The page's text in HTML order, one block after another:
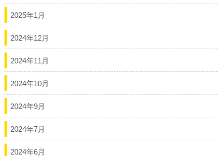
2025年1月
2024年12月
2024年11月
2024年10月
2024年9月
2024年7月
2024年6月